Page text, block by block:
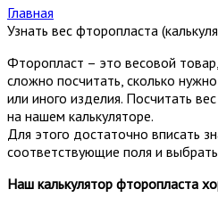
Главная
Узнать вес фторопласта
Фторопласт – это весовой
сложно посчитать, сколько
или иного изделия. Посчитать
на нашем калькуляторе.
Для этого достаточно вписать
соответствующие поля и
Наш калькулятор фторопласта